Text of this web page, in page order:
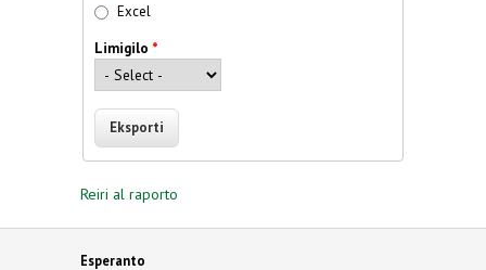
Excel
Limigilo *
Reiri al raporto
Esperanto